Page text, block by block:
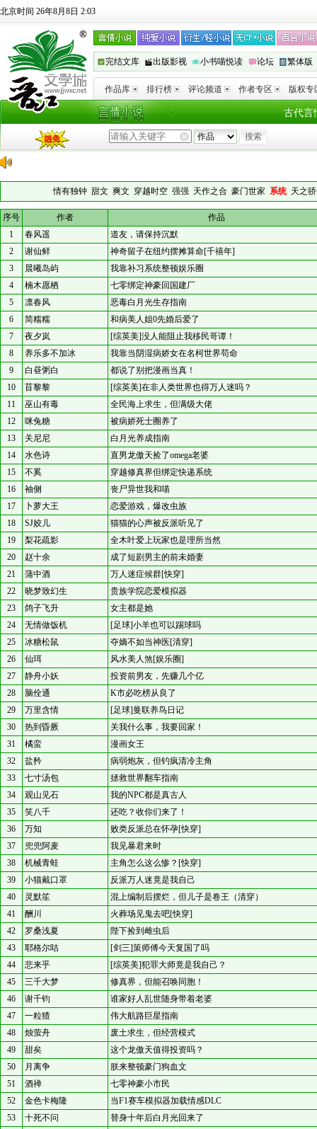
北京时间 26年8月8日 2:03
完结文库 出版影视 小书喵悦读 论坛 繁体版
作品库 排行榜 评论频道 作者专区 版权专
古代言
情有独钟 甜文 爽文 穿越时空 强强 天作之合 豪门世家 系统 天之
序号 作者
作品
1
春风遥
道友，请保持沉默
2
谢仙鲜
神奇留子在纽约摆摊算命[千禧年]
3
晨曦岛屿
我靠补习系统整顿娱乐圈
4
楠木愿栖
七零绑定神豪回国建厂
5
凛春风
恶毒白月光生存指南
6
简糯糯
和病美人姐0先婚后爱了
7
夜夕岚
[综英美]没人能阻止我移民哥谭！
8
养乐多不加冰
我靠当阴湿病娇女在名柯世界苟命
9
白昼粥白
都说了别把漫画当真！
10
苜黎黎
[综英美]在非人类世界也得万人迷吗？
11
巫山有毒
全民海上求生，但满级大佬
12
咪兔糖
被病娇死士圈养了
13
关尼尼
白月光养成指南
14
水色诗
直男龙傲天捡了omega老婆
15
不奚
穿越修真界但绑定快递系统
16
袖侧
丧尸异世我和喵
17
卜萝大王
恋爱游戏，爆改虫族
18
SJ姣儿
猫猫的心声被反派听见了
19
梨花疏影
全木叶爱上玩家也是理所当然
20
赵十余
成了短剧男主的前未婚妻
21
蒲中酒
万人迷症候群[快穿]
22
晓梦致幻生
贵族学院恋爱模拟器
23
鸽子飞升
女主都是她
24
无情做饭机
[足球]小羊也可以踢球吗
25
冰糖松鼠
夺嫡不如当神医[清穿]
26
仙珥
风水美人煞[娱乐圈]
27
静舟小妖
投资前男友，先赚几个亿
28
脑佺通
K市必吃榜从良了
29
万里含情
[足球]曼联养鸟日记
30
热到昏厥
关我什么事，我要回家！
31
橘蛮
漫画女王
32
盐矜
病弱炮灰，但钓疯清冷主角
33
七寸汤包
拯救世界翻车指南
34
观山见石
我的NPC都是真古人
35
笑八千
还吃？收你们来了！
36
万知
败类反派总在怀孕[快穿]
37
兜兜阿麦
我见暴君来时
38
机械青蛙
主角怎么这么惨？[快穿]
39
小猫戴口罩
反派万人迷竟是我自己
40
灵默笙
混上编制后摆烂，但儿子是卷王（清穿）
41
酬川
火葬场见鬼去吧[快穿]
42
罗桑浅夏
陛下捡到雌虫后
43
耶格尔咕
[剑三]策师傅今天复国了吗
44
悲来乎
[综英美]犯罪大师竟是我自己？
45
三千大梦
修真界，但能召唤同胞！
46
谢千钧
谁家好人乱世随身带着老婆
47
一粒猹
伟大航路巨星指南
48
烛萤舟
废土求生，但经营模式
49
甜矣
这个龙傲天值得投资吗？
50
月离争
朕来整顿豪门狗血文
51
酒禅
七零神豪小市民
52
金色卡梅隆
当F1赛车模拟器加载情感DLC
53
十死不问
替身十年后白月光回来了